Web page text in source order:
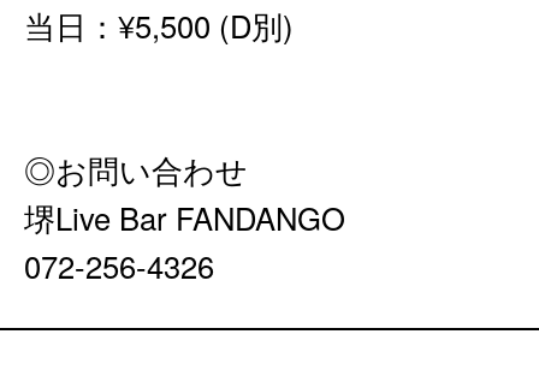
当日：¥5,500 (D別)
◎お問い合わせ
堺Live Bar FANDANGO
072-256-4326